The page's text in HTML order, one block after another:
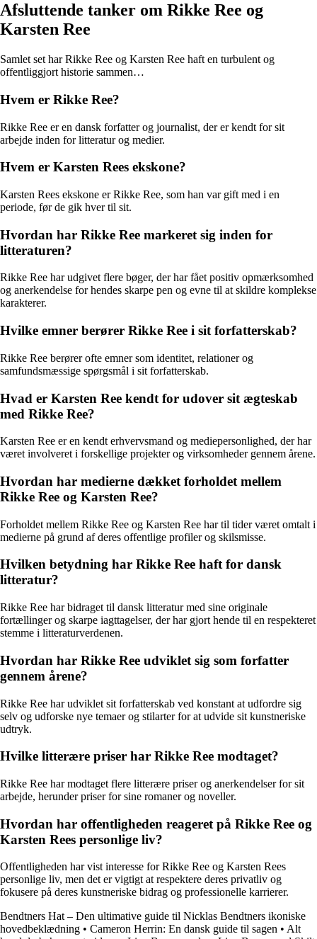
Afsluttende tanker om Rikke Ree og
Karsten Ree
Samlet set har Rikke Ree og Karsten Ree haft en turbulent og
offentliggjort historie sammen…
Hvem er Rikke Ree?
Rikke Ree er en dansk forfatter og journalist, der er kendt for sit
arbejde inden for litteratur og medier.
Hvem er Karsten Rees ekskone?
Karsten Rees ekskone er Rikke Ree, som han var gift med i en
periode, før de gik hver til sit.
Hvordan har Rikke Ree markeret sig inden for
litteraturen?
Rikke Ree har udgivet flere bøger, der har fået positiv opmærksomhed
og anerkendelse for hendes skarpe pen og evne til at skildre komplekse
karakterer.
Hvilke emner berører Rikke Ree i sit forfatterskab?
Rikke Ree berører ofte emner som identitet, relationer og
samfundsmæssige spørgsmål i sit forfatterskab.
Hvad er Karsten Ree kendt for udover sit ægteskab
med Rikke Ree?
Karsten Ree er en kendt erhvervsmand og mediepersonlighed, der har
været involveret i forskellige projekter og virksomheder gennem årene.
Hvordan har medierne dækket forholdet mellem
Rikke Ree og Karsten Ree?
Forholdet mellem Rikke Ree og Karsten Ree har til tider været omtalt i
medierne på grund af deres offentlige profiler og skilsmisse.
Hvilken betydning har Rikke Ree haft for dansk
litteratur?
Rikke Ree har bidraget til dansk litteratur med sine originale
fortællinger og skarpe iagttagelser, der har gjort hende til en respekteret
stemme i litteraturverdenen.
Hvordan har Rikke Ree udviklet sig som forfatter
gennem årene?
Rikke Ree har udviklet sit forfatterskab ved konstant at udfordre sig
selv og udforske nye temaer og stilarter for at udvide sit kunstneriske
udtryk.
Hvilke litterære priser har Rikke Ree modtaget?
Rikke Ree har modtaget flere litterære priser og anerkendelser for sit
arbejde, herunder priser for sine romaner og noveller.
Hvordan har offentligheden reageret på Rikke Ree og
Karsten Rees personlige liv?
Offentligheden har vist interesse for Rikke Ree og Karsten Rees
personlige liv, men det er vigtigt at respektere deres privatliv og
fokusere på deres kunstneriske bidrag og professionelle karrierer.
Bendtners Hat – Den ultimative guide til Nicklas Bendtners ikoniske
hovedbeklædning • Cameron Herrin: En dansk guide til sagen • Alt